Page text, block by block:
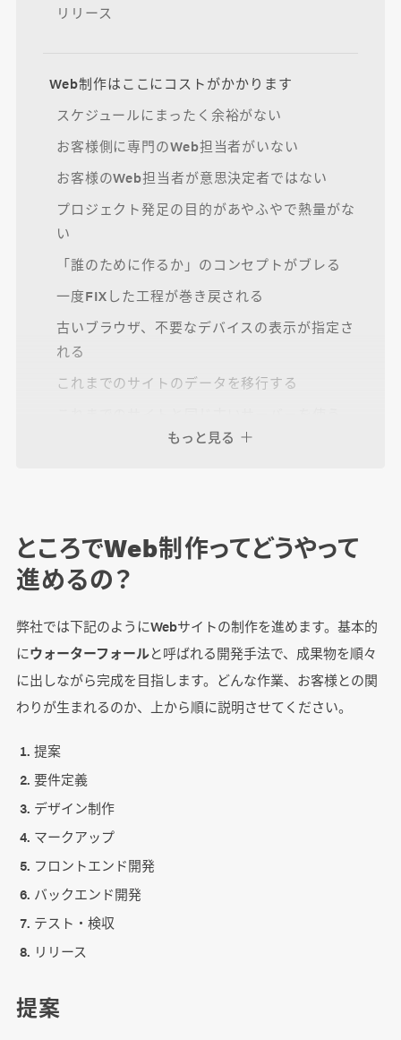
リリース
Web制作はここにコストがかかります
スケジュールにまったく余裕がない
お客様側に専門のWeb担当者がいない
お客様のWeb担当者が意思決定者ではない
プロジェクト発足の目的があやふやで熱量がな
い
「誰のために作るか」のコンセプトがブレる
一度FIXした工程が巻き戻される
古いブラウザ、不要なデバイスの表示が指定さ
れる
これまでのサイトのデータを移行する
サーバーにハイスペックを求める
だけど理想のプロジェクトなんてないから
もっと見る
ところでWeb制作ってどうやって
進めるの？
弊社では下記のようにWebサイトの制作を進めます。基本的
にウォーターフォールと呼ばれる開発手法で、成果物を順々
に出しながら完成を目指します。どんな作業、お客様との関
わりが生まれるのか、上から順に説明させてください。
提案
要件定義
デザイン制作
マークアップ
フロントエンド開発
バックエンド開発
テスト・検収
リリース
提案